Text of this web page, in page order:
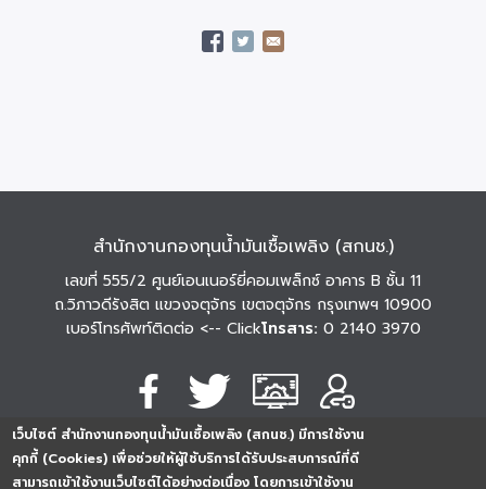
เว็บไซต์ สำนักงานกองทุนน้ำมันเชื้อเพลิง (สกนช.) มีการใช้งาน
คุกกี้ (Cookies) เพื่อช่วยให้ผู้ใช้บริการได้รับประสบการณ์ที่ดี
สามารถเข้าใช้งานเว็บไซต์ได้อย่างต่อเนื่อง โดยการเข้าใช้งาน
สำนักงานกองทุนน้ำมันเชื้อเพลิง (สกนช.)
เลขที่ 555/2 ศูนย์เอนเนอร์ยี่คอมเพล็กซ์ อาคาร B ชั้น 11
ถ.วิภาวดีรังสิต แขวงจตุจักร เขตจตุจักร กรุงเทพฯ 10900
เบอร์โทรศัพท์ติดต่อ <-- Clickโทรสาร: 0 2140 3970
นโยบายการคุ้มครอง
ข้อมูลส่วนบุคคล
นโยบายการรักษาความ
มั่นคงปลอดภัย